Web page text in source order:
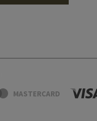
MASTERCARD